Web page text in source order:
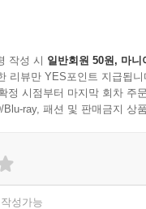
작성 시 일반회원 50원, 마니
리뷰만 YES포인트 지급됩니
정 시점부터 마지막 회차 주
Blu-ray, 패션 및 판매금지 상
성가능